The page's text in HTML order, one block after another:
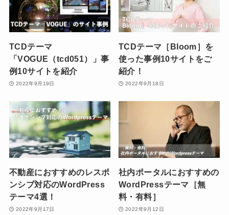
TCDテーマ
「VOGUE（tcd051）」事
例10サイトを紹介
2022年9月19日
TCDテーマ［Bloom］を
使った事例10サイトをご
紹介！
2022年9月18日
不動産におすすめのレスポ
ンシブ対応のWordPress
テーマ4選！
2022年9月17日
社内ポータルにおすすめの
WordPressテーマ［無
料・有料］
2022年9月12日